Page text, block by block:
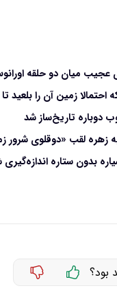
میان دو حلقه‌
احتمالا زمین آن را بلعید
دوباره تاریخ‌ساز شد
زهره لقب «دوقلوی شرور
بدون ستاره
بود؟